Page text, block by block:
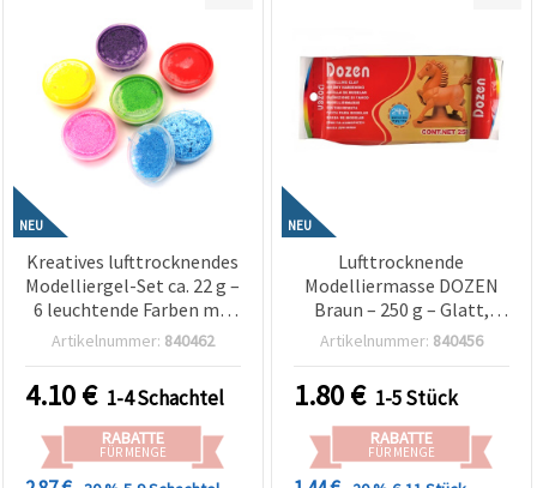
NEU
Kreatives lufttrocknendes
Modelliergel-Set ca. 22 g –
6 leuchtende Farben mit
Styropor für
& Kunstprojekte
Artikelnummer: 840462
4.10€ 1-4 Schachtel
RABATTE
FÜR MENGE
NEU
Lufttrocknende
Modelliermasse DOZEN
Braun – 250 g – Glatt,
Leicht & Einfach zu
Modellieren,
Bastelprojekte,
Skulpturen & kreative DIY-
Ideen
Artikelnummer: 840456
1.80€ 1-5 Stück
RABATTE
FÜR MENGE